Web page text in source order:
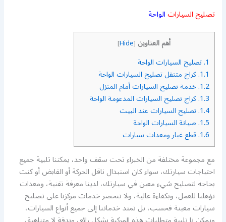
تصليح السياراتالواحة
أهم العناوين [
Hide
]
1. تصليح السيارات الواحة
1.1. كراج متنقل تصليح السيارات الواحة
1.2. خدمة تصليح السيارات أمام المنزل
1.3. كراج تصليح السيارات المدعومة الواحة
1.4. تصليح السيارات عند البيت
1.5. صيانة السيارات الواحة
1.6. قطع غيار ومعدات سيارات
مع مجموعة مختلفة من الخبراء تحت سقف واحد، يمكننا تلبية جميع
احتياجات سيارتك، سواء كان استبدال ناقل الحركة أو القابض أو كنت
بحاجة لتصليح شيء معين في سيارتك، لدينا معرفة تقنية، ومعدات
تؤهلنا للعمل، وبكفاءة عالية، ولا تنحصر خدمات مركزنا على تصليح
سيارات معينة فحسب، بل تمتد خدماتنا إلى جميع أنواع السيارات،